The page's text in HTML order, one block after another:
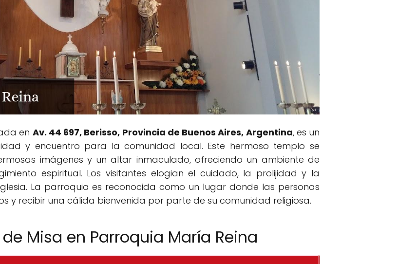
en Av. 44 697, Berisso, Provincia de Buenos Aires, Argentina, es un
y encuentro para la comunidad local. Este hermoso templo se
imágenes y un altar inmaculado, ofreciendo un ambiente de
espiritual. Los visitantes elogian el cuidado, la prolijidad y la
La parroquia es reconocida como un lugar donde las personas
y recibir una cálida bienvenida por parte de su comunidad religiosa.
de Misa en Parroquia María Reina